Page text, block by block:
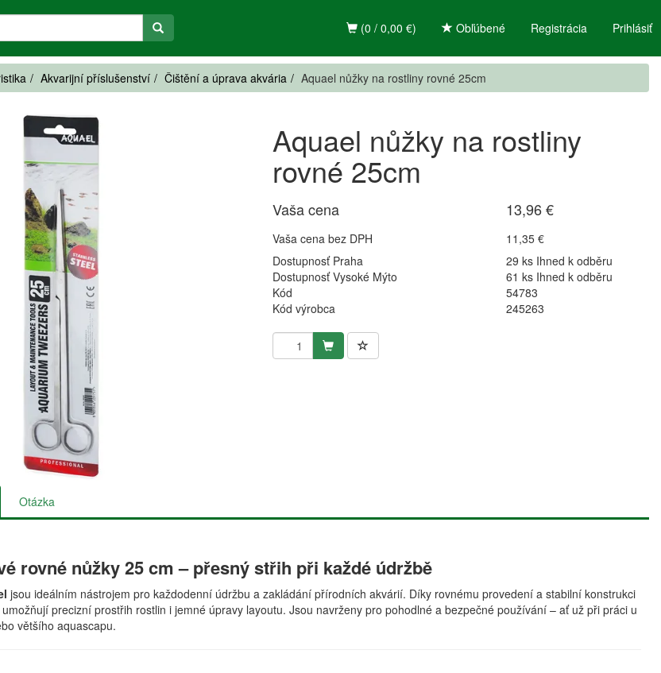
Registrácia Prihlásiť
(0 / 0,00 €) Obľúbené
Akvarijní příslušenství Čištění a úprava akvária Aquael nůžky na rostliny rovné 25cm
Aquael nůžky na rostliny
rovné 25cm
Vaša cena 13,96 €
Vaša cena bez DPH
11,35 €
Dostupnosť Praha
29 ks Ihned k odběru
Dostupnosť Vysoké Mýto
61 ks Ihned k odběru
Kód
54783
Kód výrobca
245263
Otázka
rovné nůžky 25 cm – přesný střih při každé údržbě
jsou ideálním nástrojem pro každodenní údržbu a zakládání přírodních akvárií. Díky rovnému provedení a stabilní konstrukci
precizní prostřih rostlin i jemné úpravy layoutu. Jsou navrženy pro pohodlné a bezpečné používání – ať už při práci u
většího aquascapu.